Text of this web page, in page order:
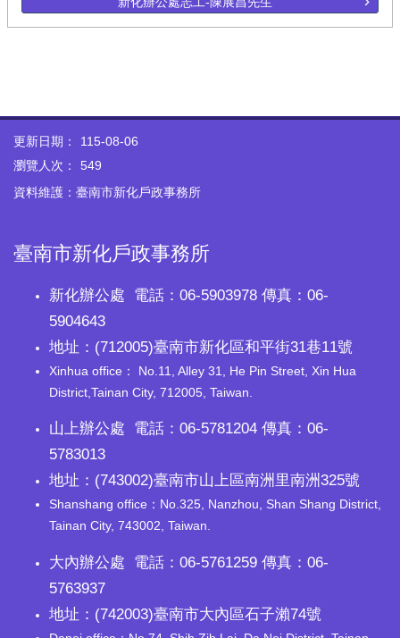
更新日期：
115-08-06
瀏覽人次：
549
資料維護：臺南市新化戶政事務所
臺南市新化戶政事務所
新化辦公處 電話：06-5903978 傳真：06-
5904643
地址：(712005)臺南市新化區和平街31巷11號
Xinhua office： No.11, Alley 31, He Pin Street, Xin Hua
District,Tainan City, 712005, Taiwan.
山上辦公處 電話：06-5781204 傳真：06-
5783013
地址：(743002)臺南市山上區南洲里南洲325號
Shanshang office：No.325, Nanzhou, Shan Shang District,
Tainan City, 743002, Taiwan.
大內辦公處 電話：06-5761259 傳真：06-
5763937
地址：(742003)臺南市大內區石子瀨74號